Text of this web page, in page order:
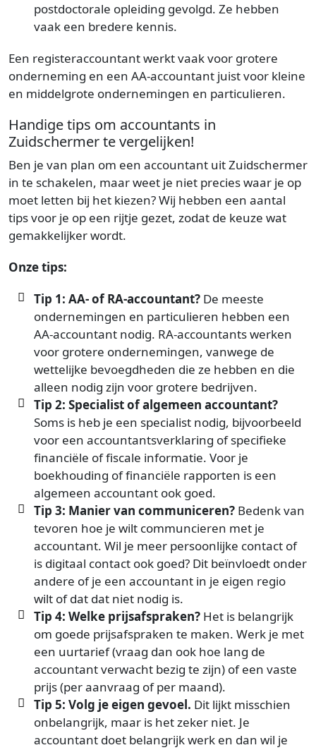
postdoctorale opleiding gevolgd. Ze hebben
vaak een bredere kennis.
Een registeraccountant werkt vaak voor grotere
onderneming en een AA-accountant juist voor kleine
en middelgrote ondernemingen en particulieren.
Handige tips om accountants in
Zuidschermer te vergelijken!
Ben je van plan om een accountant uit Zuidschermer
in te schakelen, maar weet je niet precies waar je op
moet letten bij het kiezen? Wij hebben een aantal
tips voor je op een rijtje gezet, zodat de keuze wat
gemakkelijker wordt.
Onze tips:
Tip 1: AA- of RA-accountant? De meeste
ondernemingen en particulieren hebben een
AA-accountant nodig. RA-accountants werken
voor grotere ondernemingen, vanwege de
wettelijke bevoegdheden die ze hebben en die
alleen nodig zijn voor grotere bedrijven.
Tip 2: Specialist of algemeen accountant?
Soms is heb je een specialist nodig, bijvoorbeeld
voor een accountantsverklaring of specifieke
financiële of fiscale informatie. Voor je
boekhouding of financiële rapporten is een
algemeen accountant ook goed.
Tip 3: Manier van communiceren? Bedenk van
tevoren hoe je wilt communcieren met je
accountant. Wil je meer persoonlijke contact of
is digitaal contact ook goed? Dit beïnvloedt onder
andere of je een accountant in je eigen regio
wilt of dat dat niet nodig is.
Tip 4: Welke prijsafspraken? Het is belangrijk
om goede prijsafspraken te maken. Werk je met
een uurtarief (vraag dan ook hoe lang de
accountant verwacht bezig te zijn) of een vaste
prijs (per aanvraag of per maand).
Tip 5: Volg je eigen gevoel. Dit lijkt misschien
onbelangrijk, maar is het zeker niet. Je
accountant doet belangrijk werk en dan wil je